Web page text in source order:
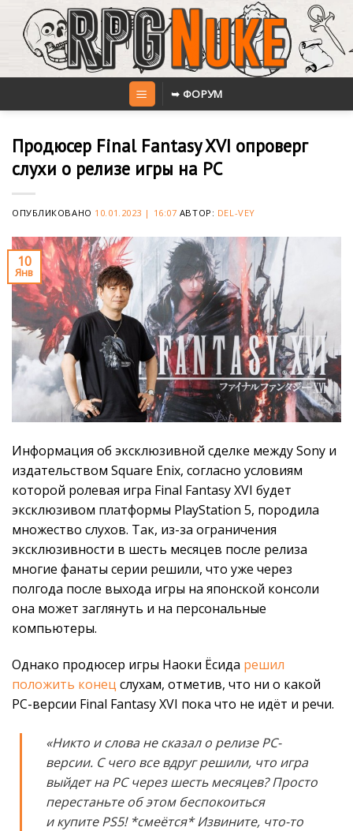
content
➥ ФОРУМ
Продюсер Final Fantasy XVI опроверг
слухи о релизе игры на PC
ОПУБЛИКОВАНО 10.01.2023 | 16:07 АВТОР: DEL-VEY
10
Янв
Информация об эксклюзивной сделке между Sony и
издательством Square Enix, согласно условиям
которой ролевая игра Final Fantasy XVI будет
эксклюзивом платформы PlayStation 5, породила
множество слухов. Так, из-за ограничения
эксклюзивности в шесть месяцев после релиза
многие фанаты серии решили, что уже через
полгода после выхода игры на японской консоли
она может заглянуть и на персональные
компьютеры.
Однако продюсер игры Наоки Ёсида решил
положить конец слухам, отметив, что ни о какой
PC-версии Final Fantasy XVI пока что не идёт и речи.
«Никто и слова не сказал о релизе PC-
версии. С чего все вдруг решили, что игра
выйдет на PC через шесть месяцев? Просто
перестаньте об этом беспокоиться
и купите PS5! *смеётся* Извините, что-то